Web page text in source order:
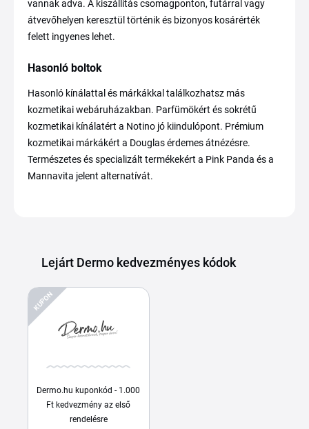
vannak adva. A kiszállítás csomagponton, futárral vagy
átvevőhelyen keresztül történik és bizonyos kosárérték
felett ingyenes lehet.
Hasonló boltok
Hasonló kínálattal és márkákkal találkozhatsz más
kozmetikai webáruházakban. Parfümökért és sokrétű
kozmetikai kínálatért a Notino jó kiindulópont. Prémium
kozmetikai márkákért a Douglas érdemes átnézésre.
Természetes és specializált termékekért a Pink Panda és a
Mannavita jelent alternatívát.
Lejárt Dermo kedvezményes kódok
KUPON
Dermo.hu kuponkód - 1.000
Ft kedvezmény az első
rendelésre